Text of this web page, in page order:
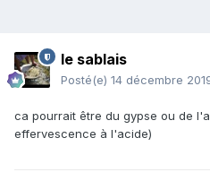
le sablais
Posté(e) 14 décembre
ca pourrait être du gypse ou de
effervescence à l'acide)